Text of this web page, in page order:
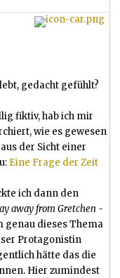
gedacht gefühlt?
fiktiv, hab ich mir
wie es gewesen
der Sicht einer
Eine Frage der Zeit
ich dann den
away from Gretchen -
genau dieses Thema
Protagonistin
hätte das die
Hier zumindest